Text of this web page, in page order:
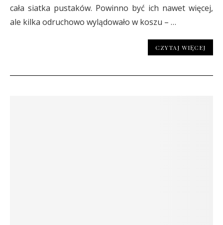
cała siatka pustaków. Powinno być ich nawet więcej,
ale kilka odruchowo wylądowało w koszu – …
CZYTAJ WIĘCEJ